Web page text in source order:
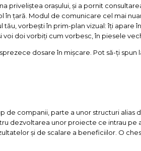
priveliștea orașului, și a pornit
țară. Modul de comunicare cel mai
vorbești în prim-plan vizual: îți apare
doi vorbiți cum vorbesc, în piesele
dosare în mișcare. Pot să-ți spun
de companii, parte a unor structuri
dezvoltarea unor proiecte ce intrau
și de scalare a beneficiilor. O